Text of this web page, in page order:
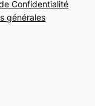
Confidentialité
générales